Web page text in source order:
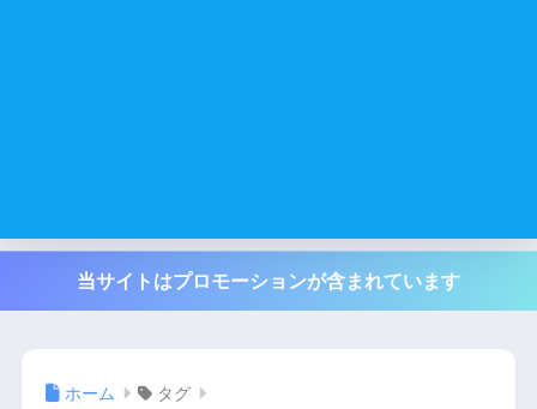
当サイトはプロモーションが含まれています
ホーム タグ